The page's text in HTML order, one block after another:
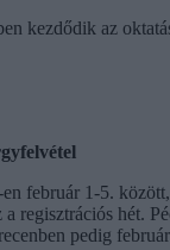
kezdődik az
február 1-5.
regisztrációs hét.
pedig